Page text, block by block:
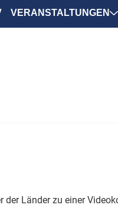
VERANSTALTUNGEN
Länder zu einer